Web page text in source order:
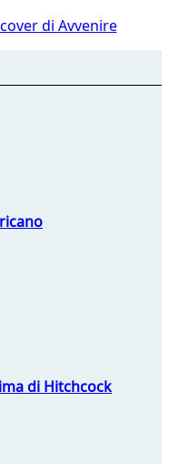
di Avvenire
di Hitchcock